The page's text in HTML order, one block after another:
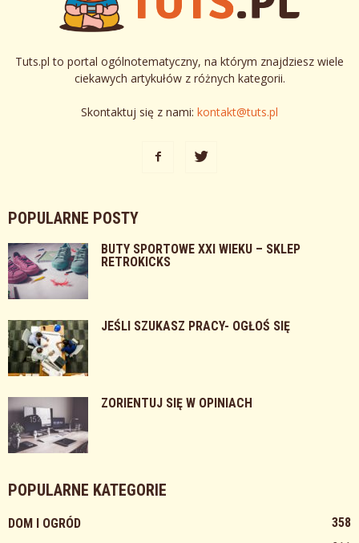
Tuts.pl to portal ogólnotematyczny, na którym znajdziesz wiele
ciekawych artykułów z różnych kategorii.
Skontaktuj się z nami: kontakt@tuts.pl
POPULARNE POSTY
BUTY SPORTOWE XXI WIEKU – SKLEP
RETROKICKS
JEŚLI SZUKASZ PRACY- OGŁOŚ SIĘ
ZORIENTUJ SIĘ W OPINIACH
POPULARNE KATEGORIE
DOM I OGRÓD
358